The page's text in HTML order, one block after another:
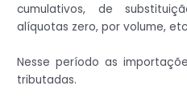
cumulativos, de
alíquotas zero, por volume,
Nesse período as
tributadas.